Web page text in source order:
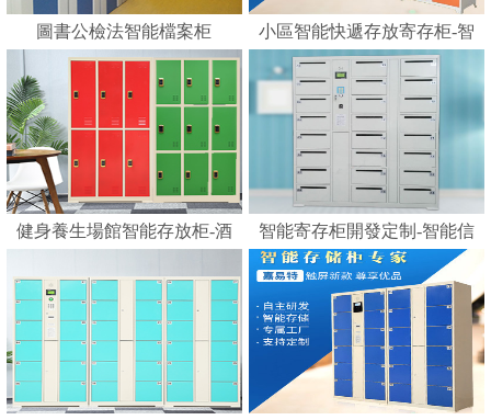
圖書公檢法智能檔案柜
小區智能快遞存放寄存柜-智
能化快遞柜 E郵
健身養生場館智能存放柜-酒
鎖柜桑拿更衣柜手腕卡
智能寄存柜開發定制-智能信
報箱電子寄存柜